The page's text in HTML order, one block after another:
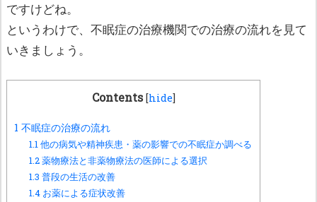
ですけどね。
というわけで、不眠症の治療機関での治療の流れを見て
いきましょう。
Contents [hide]
1 不眠症の治療の流れ
1.1 他の病気や精神疾患・薬の影響での不眠症か調べる
1.2薬物療法と非薬物療法の医師による選択
1.3 普段の生活の改善
1.4 お薬による症状改善